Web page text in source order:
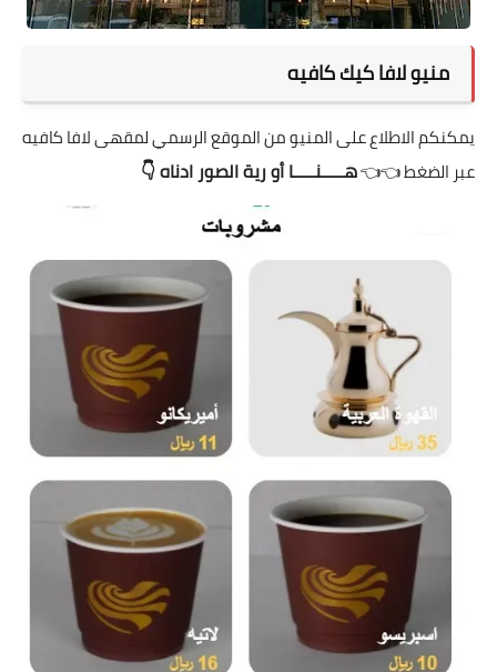
منيو لافا كيك كافيه
يمكنكم الاطلاع على المنيو من الموقع الرسمي لمقهى لافا كافيه
عبر الضغط 👈👈هـــــنـــــاأو رية الصور ادناه 👇